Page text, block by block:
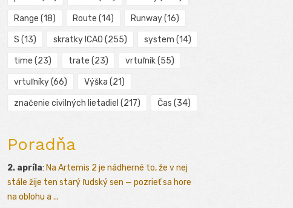
Range (18) Route (14) Runway(16)
S (13) skratky ICAO (255) system (14)
time (23) trate (23) vrtuľník(55)
vrtuľníky(66) Výška (21)
značenie civilných lietadiel (217) Čas (34)
Poradňa
2. apríla: Na Artemis 2 je nádherné to, že v nej
stále žije ten starý ľudský sen — pozrieť sa hore
na oblohu a ...